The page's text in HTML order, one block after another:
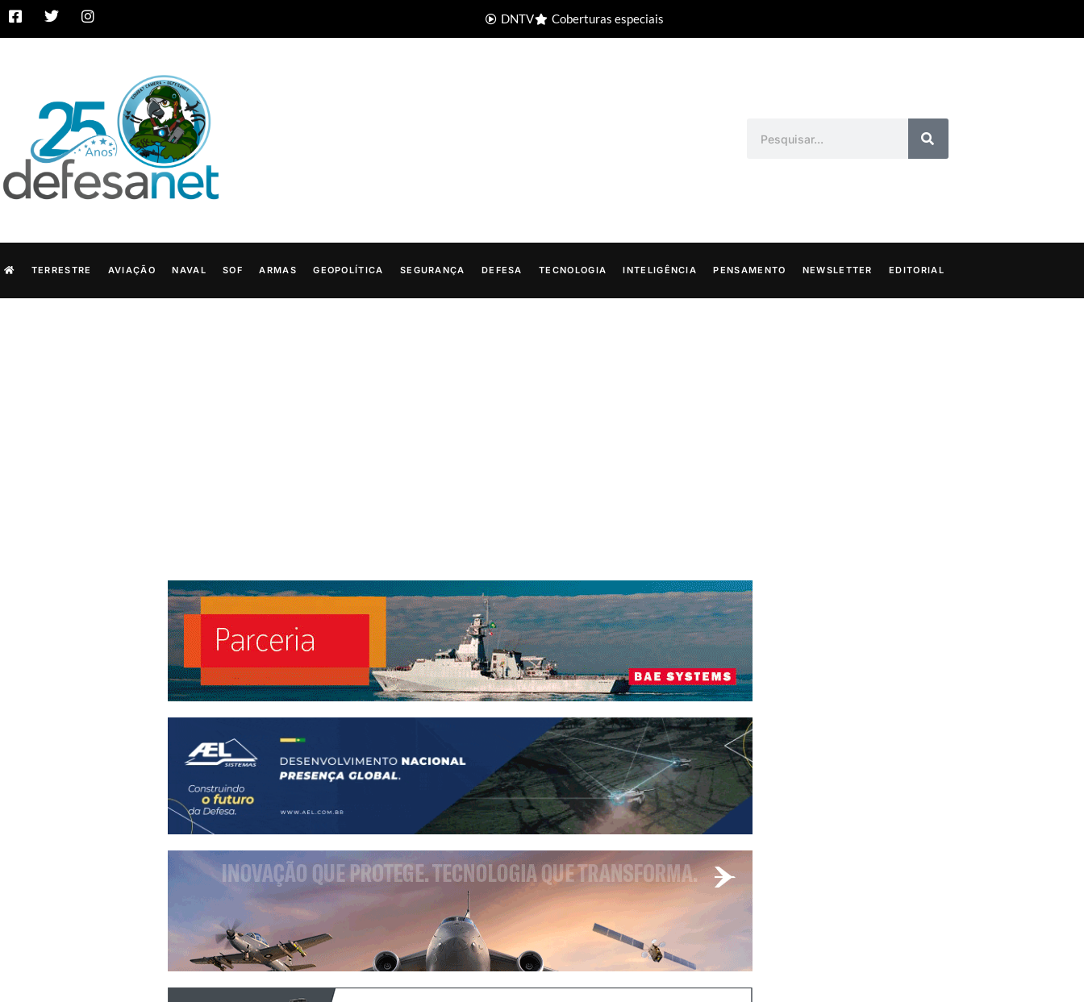
DNTV Coberturas especiais
TERRESTRE AVIAÇÃO NAVAL SOF ARMAS GEOPOLÍTICA SEGURANÇA DEFESA TECNOLOGIA INTELIGÊNCIA PENSAMENTO NEWSLETTER EDITORIAL